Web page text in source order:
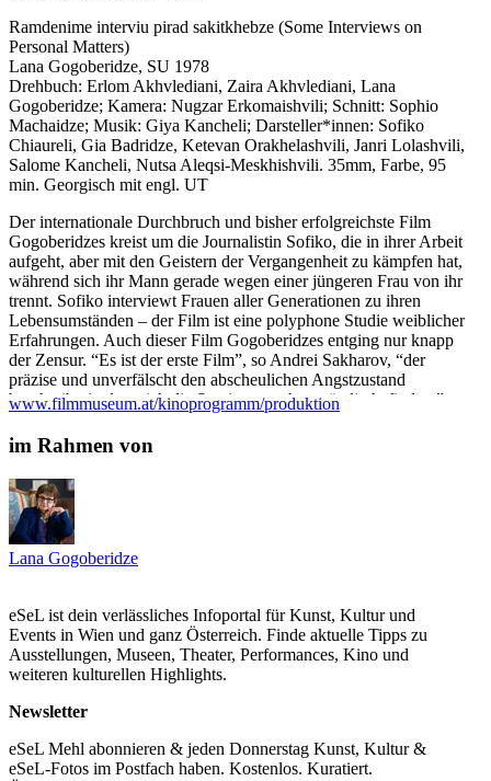
Ramdenime interviu pirad sakitkhebze (Some Interviews on
Personal Matters)
Lana Gogoberidze, SU 1978
Drehbuch: Erlom Akhvlediani, Zaira Akhvlediani, Lana
Gogoberidze; Kamera: Nugzar Erkomaishvili; Schnitt: Sophio
Machaidze; Musik: Giya Kancheli; Darsteller*innen: Sofiko
Chiaureli, Gia Badridze, Ketevan Orakhelashvili, Janri Lolashvili,
Salome Kancheli, Nutsa Aleqsi-Meskhishvili. 35mm, Farbe, 95
min. Georgisch mit engl. UT
Der internationale Durchbruch und bisher erfolgreichste Film
Gogoberidzes kreist um die Journalistin Sofiko, die in ihrer Arbeit
aufgeht, aber mit den Geistern der Vergangenheit zu kämpfen hat,
während sich ihr Mann gerade wegen einer jüngeren Frau von ihr
trennt. Sofiko interviewt Frauen aller Generationen zu ihren
Lebensumständen – der Film ist eine polyphone Studie weiblicher
Erfahrungen. Auch dieser Film Gogoberidzes entging nur knapp
der Zensur. “Es ist der erste Film”, so Andrei Sakharov, “der
präzise und unverfälscht den abscheulichen Angstzustand
beschreibt, in dem sich die Sowjetmenschen ständig befinden.”
Bettina Schulte Strathaus: “Selten wurde im Kino der
Sowjetunion und ihrer Republiken das Private so politisch
gezeigt, und im Gegensatz zu vielen ihrer Kolleginnen hat es
Lana Gogoberidze auch nie für nötig befunden, sich von einer
feministischen Sichtweise zu distanzieren. Gleichheit gibt es
nicht, daran lässt sie keinen Zweifel, und Freiheit geht immer vor
Ruhe und Eintracht.” (G.B./B.W.)
www.filmmuseum.at/kinoprogramm/produktion
im Rahmen von
Lana Gogoberidze
eSeL ist dein verlässliches Infoportal für Kunst, Kultur und
Events in Wien und ganz Österreich. Finde aktuelle Tipps zu
Ausstellungen, Museen, Theater, Performances, Kino und
weiteren kulturellen Highlights.
Newsletter
eSeL Mehl abonnieren & jeden Donnerstag Kunst, Kultur &
eSeL-Fotos im Postfach haben. Kostenlos. Kuratiert.